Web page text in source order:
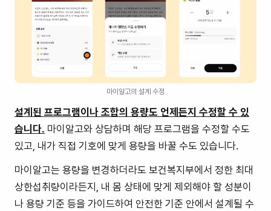
마이알고의 설계 수정
설계된 프로그램이나 조합의 용량도 언제든지 수정할 수 있
습니다. 마이알고와 상담하며 해당 프로그램을 수정할 수도
있고, 내가 직접 기호에 맞게 용량을 바꿀 수도 있습니다.
마이알고는 용량을 변경하더라도 보건복지부에서 정한 최대
상한섭취량이라든지, 내 몸 상태에 맞게 제외해야 할 성분이
나 용량 기준 등을 가이드하여 안전한 기준 안에서 설계될 수